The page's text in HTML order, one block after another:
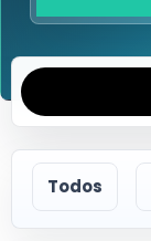
Todos